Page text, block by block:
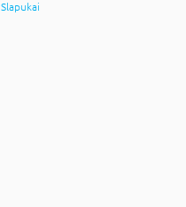
Slapukai